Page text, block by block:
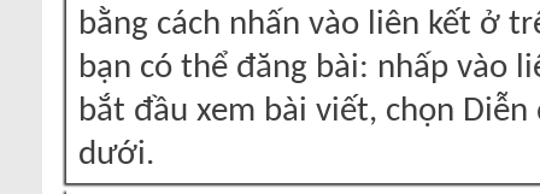
bằng cách nhấn vào liên kết ở
bạn có thể đăng bài: nhấp vào
bắt đầu xem bài viết, chọn
dưới.